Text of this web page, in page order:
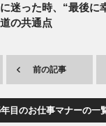
迷った時、“最後に
の共通点
前の記事
目のお仕事マナーの一